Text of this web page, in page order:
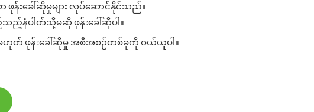
န်းခေါ်ဆိုမှုများ လုပ်ဆောင်နိုင်သည်။
သည့်နံပါတ်သို့မဆို ဖုန်းခေါ်ဆိုပါ။
မဟုတ် ဖုန်းခေါ်ဆိုမှု အစီအစဉ်တစ်ခုကို ဝယ်ယူပါ။